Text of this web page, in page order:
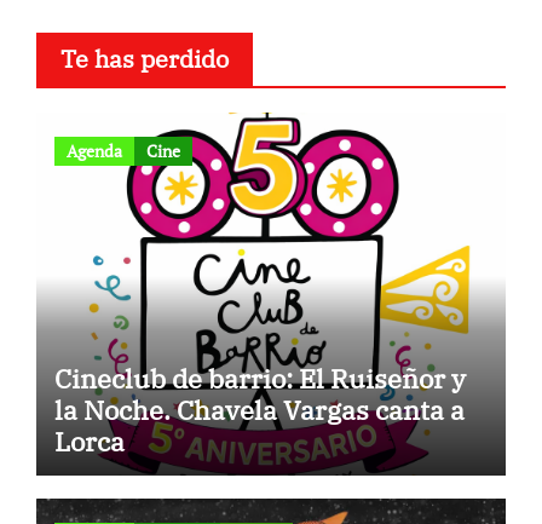
Te has perdido
Agenda Cine
Cineclub de barrio: El Ruiseñor y
la Noche. Chavela Vargas canta a
Lorca